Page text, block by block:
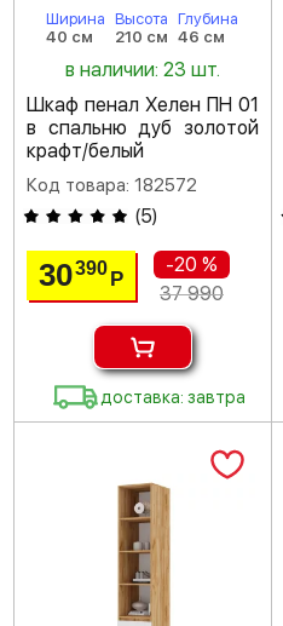
Ширина
40 см
Высота
210 см
Глубина
46 см
в наличии: 23 шт.
Шкаф пенал Хелен ПН 01
в спальню дуб золотой
крафт/белый
Код товара: 182572
(5)
30390Р
-20 %
37 990
доставка: завтра